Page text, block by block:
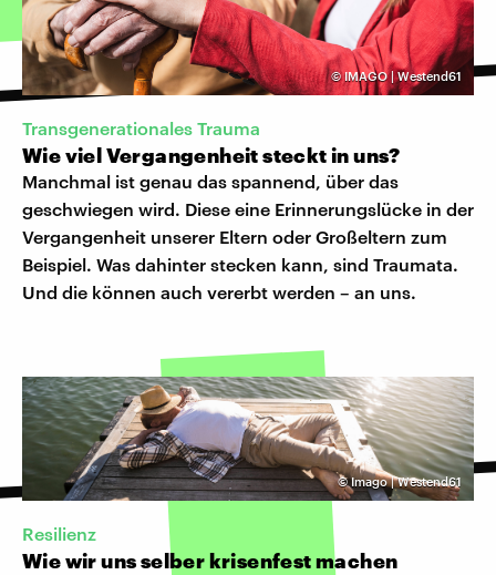
©IMAGO | Westend61
Transgenerationales Trauma
Wie viel Vergangenheit steckt in uns?
Manchmal ist genau das spannend, über das
geschwiegen wird. Diese eine Erinnerungslücke in der
Vergangenheit unserer Eltern oder Großeltern zum
Beispiel. Was dahinter stecken kann, sind Traumata.
Und die können auch vererbt werden – an uns.
©Imago | Westend61
Resilienz
Wie wir uns selber krisenfest machen